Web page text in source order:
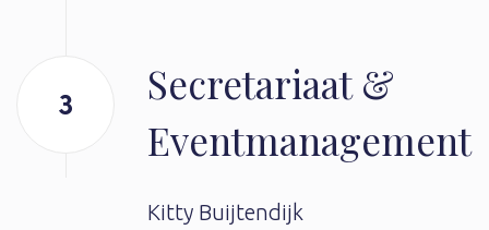
Secretariaat &
Eventmanagement
Kitty Buijtendijk